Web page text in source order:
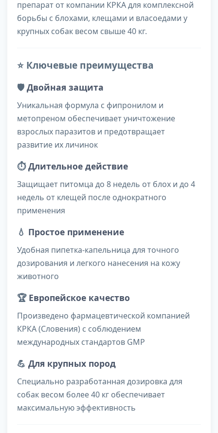
препарат от компании КРКА для комплексной
борьбы с блохами, клещами и власоедами у
крупных собак весом свыше 40 кг.
⭐ Ключевые преимущества
🛡️ Двойная защита
Уникальная формула с фипронилом и
метопреном обеспечивает уничтожение
взрослых паразитов и предотвращает
развитие их личинок
⏱️Длительное действие
Защищает питомца до 8 недель от блох и до 4
недель от клещей после однократного
применения
💧 Простое применение
Удобная пипетка-капельница для точного
дозирования и легкого нанесения на кожу
животного
🏆 Европейское качество
Произведено фармацевтической компанией
КРКА (Словения) с соблюдением
международных стандартов GMP
💪 Для крупных пород
Специально разработанная дозировка для
собак весом более 40 кг обеспечивает
максимальную эффективность